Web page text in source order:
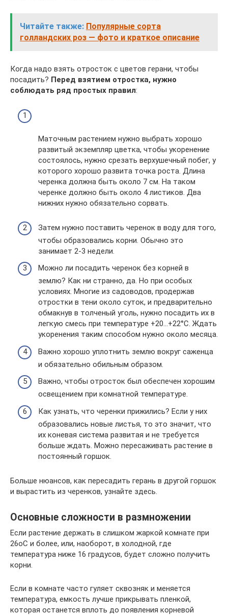
Читайте также: Популярные сорта
голландских роз — фото и краткое описание
Когда надо взять отросток с цветов герани, чтобы
посадить? Перед взятием отростка, нужно
соблюдать ряд простых правил:
Маточным растением нужно выбрать хорошо
развитый экземпляр цветка, чтобы укоренение
состоялось, нужно срезать верхушечный побег, у
которого хорошо развита точка роста. Длина
черенка должна быть около 7 см. На таком
черенке должно быть около 4 листиков. Два
нижних нужно обязательно сорвать.
Затем нужно поставить черенок в воду для того,
чтобы образовались корни. Обычно это
занимает 2-3 недели.
Можно ли посадить черенок без корней в
землю? Как ни странно, да. Но при особых
условиях. Многие из садоводов, продержав
отростки в тени около суток, и предварительно
обмакнув в толченый уголь, нужно посадить их в
легкую смесь при температуре +20…+22°С. Ждать
укоренения таким способом нужно около месяца.
Важно хорошо уплотнить землю вокруг саженца
и обязательно обильным образом.
Важно, чтобы отросток был обеспечен хорошим
освещением при комнатной температуре.
Как узнать, что черенки прижились? Если у них
образовались новые листья, то это значит, что
их коневая система развитая и не требуется
больше ждать. Можно пересаживать растение в
постоянный горшок.
Больше нюансов, как пересадить герань в другой горшок
и вырастить из черенков, узнайте здесь.
Основные сложности в размножении
Если растение держать в слишком жаркой комнате при
26оС и более, или, наоборот, в холодной, где
температура ниже 16 градусов, будет сложно получить
корни.
Если в комнате часто гуляет сквозняк и меняется
температура, емкость лучше прикрывать пленкой,
которая останется вплоть до появления корневой